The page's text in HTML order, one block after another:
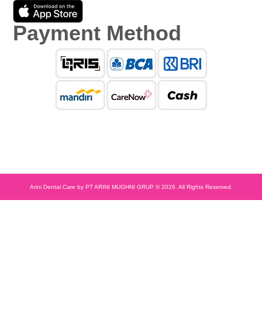
Payment Method
Arini Dental Care by PT ARINI MUGHNI GRUP © 2026. All Rights Reserved.